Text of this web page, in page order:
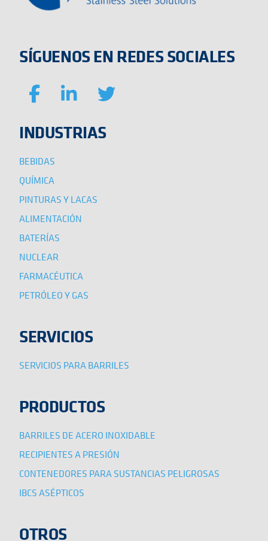
SÍGUENOS EN REDES SOCIALES
INDUSTRIAS
BEBIDAS
QUÍMICA
PINTURAS Y LACAS
ALIMENTACIÓN
BATERÍAS
NUCLEAR
FARMACÉUTICA
PETRÓLEO Y GAS
SERVICIOS
SERVICIOS PARA BARRILES
PRODUCTOS
BARRILES DE ACERO INOXIDABLE
RECIPIENTES A PRESIÓN
CONTENEDORES PARA SUSTANCIAS PELIGROSAS
IBCS ASÉPTICOS
OTROS